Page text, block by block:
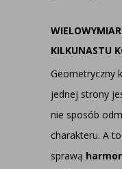
KILKUNASTU
Geometryczny
jednej strony
nie sposób
charakteru. A
sprawą